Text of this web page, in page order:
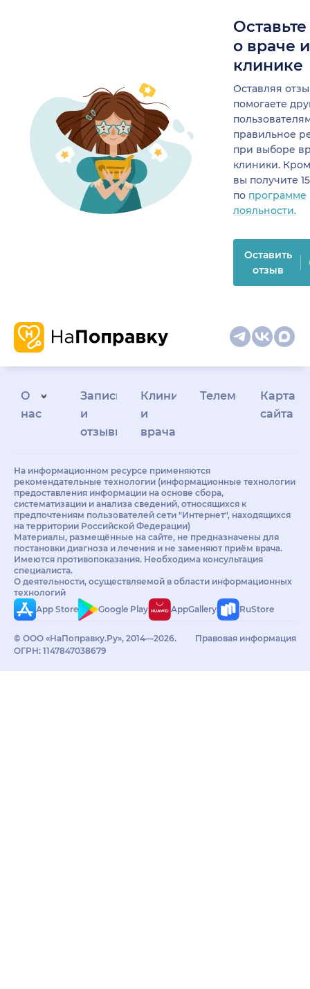
о враче
клинике
Оставляя
помогаете
правильное
при выборе
клиники.
вы получите
по программе
лояльности.
Оставить
отзыв
О
нас
Запись
и
отзывы
Клиникам
и
врачам
Телемедицина
Карта
сайта
На информационном ресурсе применяются
рекомендательные технологии (информационные технологии
предоставления информации на основе сбора,
систематизации и анализа сведений, относящихся к
предпочтениям пользователей сети "Интернет", находящихся
на территории Российской Федерации)
Материалы, размещённые на сайте, не предназначены для
постановки диагноза и лечения и не заменяют приём врача.
Имеются противопоказания. Необходима консультация
специалиста.
О деятельности, осуществляемой в области информационных
технологий
App Store
Google Play AppGallery RuStore
© ООО «НаПоправку.Ру», 2014—2026.
ОГРН: 1147847038679
Правовая информация